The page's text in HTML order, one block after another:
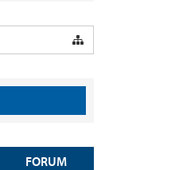
FORUM